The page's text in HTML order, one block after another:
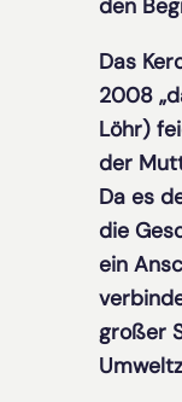
den
Das
2008
Löhr)
der
Da es
die
ein
großer